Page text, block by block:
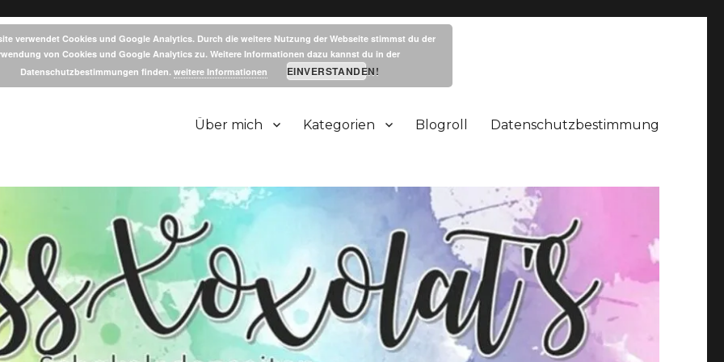
Über mich Kategorien Blogroll Datenschutzbestimmung
verwendet Cookies und Google Analytics. Durch die weitere Nutzung der Webseite stimmst du der
von Cookies und Google Analytics zu. Weitere Informationen dazu kannst du in der
Datenschutzbestimmungen finden. weitere Informationen EINVERSTANDEN!